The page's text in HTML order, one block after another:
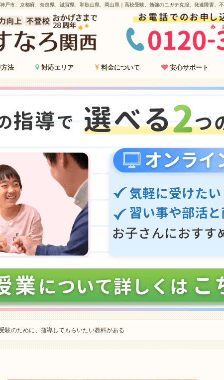
戸市、京都府、奈良県、滋賀県、和歌山県、岡山県｜高校受験、勉強のニガテ克服、発達障害、
法 対応エリア 料金について 安心サポート
験のために、指導してもらいたい教科がある